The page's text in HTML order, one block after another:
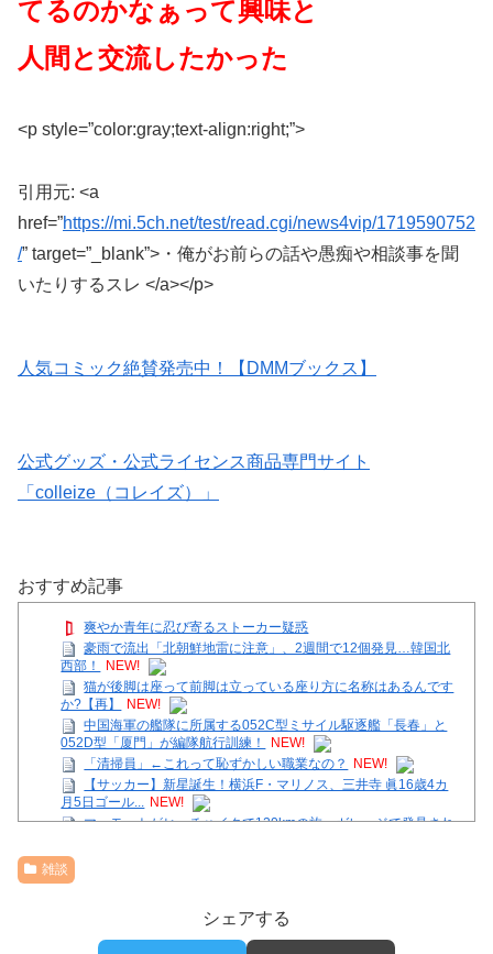
てるのかなぁって興味と
人間と交流したかった
<p style=”color:gray;text-align:right;”>
引用元: <a
href=”https://mi.5ch.net/test/read.cgi/news4vip/1719590752
/” target=”_blank”>・俺がお前らの話や愚痴や相談事を聞
いたりするスレ </a></p>
人気コミック絶賛発売中！【DMMブックス】
公式グッズ・公式ライセンス商品専門サイト
「colleize（コレイズ）」
おすすめ記事
爽やか青年に忍び寄るストーカー疑惑
豪雨で流出「北朝鮮地雷に注意」、2週間で12個発見…韓国北
西部！
NEW!
猫が後脚は座って前脚は立っている座り方に名称はあるんです
か?【再】
NEW!
中国海軍の艦隊に所属する052C型ミサイル駆逐艦「長春」と
052D型「厦門」が編隊航行訓練！
NEW!
「清掃員」←これって恥ずかしい職業なの？
NEW!
【サッカー】新星誕生！横浜F・マリノス、三井寺 眞16歳4カ
月5日ゴール... NEW!
マーモットがヒッチハイクで120kmの旅。ガレージで発見され
36歳の彼女と結婚したいのに、家族が猛反対。家族から信じら
れない言葉が飛び出した… 他
雑談
シェアする